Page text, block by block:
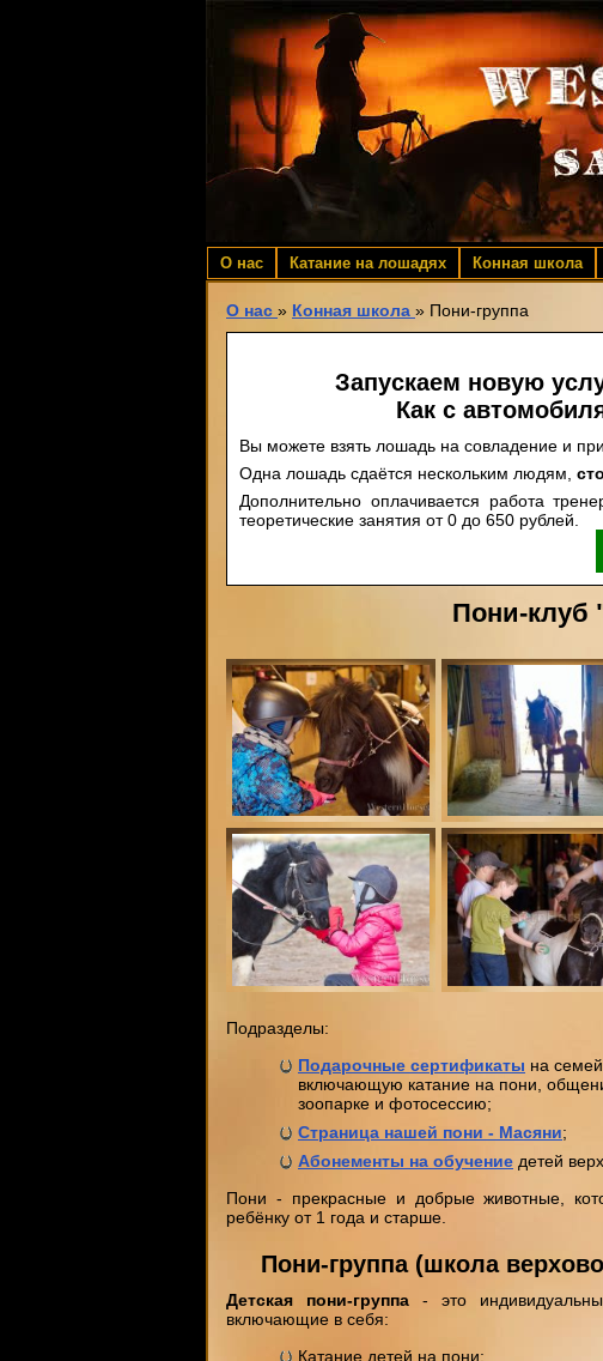
О нас Катание на лошадях Конная школа
О нас » Конная школа » Пони-группа
Запускаем новую
Как с
Вы можете взять лошадь на совладение и
Одна лошадь сдаётся нескольким людям,
Дополнительно оплачивается работа
теоретические занятия от 0 до 650 рублей.
Пони-клуб
Подразделы:
Подарочные сертификаты на
включающую катание на пони,
зоопарке и фотосессию;
Страница нашей пони - Масяни;
Абонементы на обучение детей
Пони - прекрасные и добрые животные,
ребёнку от 1 года и старше.
Пони-группа (школа
Детская пони-группа - это
включающие в себя:
Катание детей на пони;